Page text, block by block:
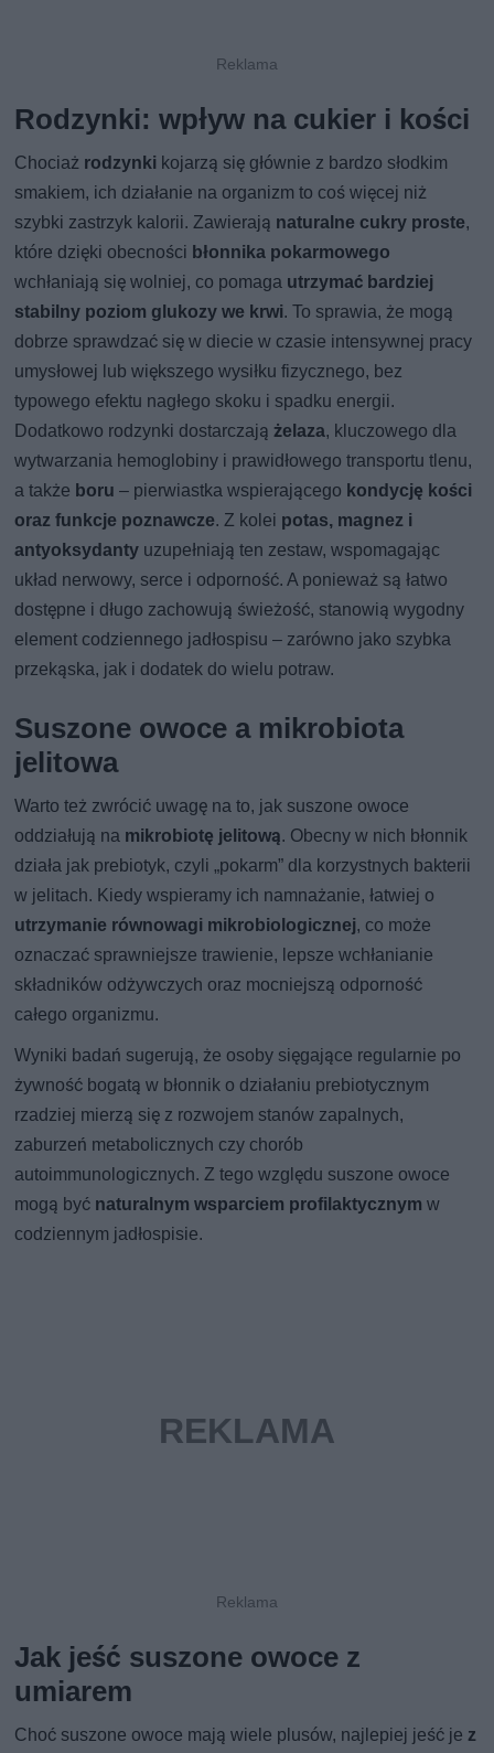
Rodzynki: wpływ na cukier i kości
Chociaż rodzynki kojarzą się głównie z bardzo słodkim
smakiem, ich działanie na organizm to coś więcej niż
szybki zastrzyk kalorii. Zawierają naturalne cukry proste,
które dzięki obecności błonnika pokarmowego
wchłaniają się wolniej, co pomaga utrzymać bardziej
stabilny poziom glukozy we krwi. To sprawia, że mogą
dobrze sprawdzać się w diecie w czasie intensywnej pracy
umysłowej lub większego wysiłku fizycznego, bez
typowego efektu nagłego skoku i spadku energii.
Dodatkowo rodzynki dostarczajążelaza, kluczowego dla
wytwarzania hemoglobiny i prawidłowego transportu tlenu,
a także boru – pierwiastka wspierającego kondycję kości
oraz funkcje poznawcze. Z kolei potas, magnez i
antyoksydanty uzupełniają ten zestaw, wspomagając
układ nerwowy, serce i odporność. A ponieważ są łatwo
dostępne i długo zachowują świeżość, stanowią wygodny
element codziennego jadłospisu – zarówno jako szybka
przekąska, jak i dodatek do wielu potraw.
Suszone owoce a mikrobiota
jelitowa
Warto też zwrócić uwagę na to, jak suszone owoce
oddziałują na mikrobiotę jelitową. Obecny w nich błonnik
działa jak prebiotyk, czyli „pokarm” dla korzystnych bakterii
w jelitach. Kiedy wspieramy ich namnażanie, łatwiej o
utrzymanie równowagi mikrobiologicznej, co może
oznaczać sprawniejsze trawienie, lepsze wchłanianie
składników odżywczych oraz mocniejszą odporność
całego organizmu.
Wyniki badań sugerują, że osoby sięgające regularnie po
żywność bogatą w błonnik o działaniu prebiotycznym
rzadziej mierzą się z rozwojem stanów zapalnych,
zaburzeń metabolicznych czy chorób
autoimmunologicznych. Z tego względu suszone owoce
mogą być naturalnym wsparciem profilaktycznym w
codziennym jadłospisie.
Jak jeść suszone owoce z
umiarem
Choć suszone owoce mają wiele plusów, najlepiej jeść je z